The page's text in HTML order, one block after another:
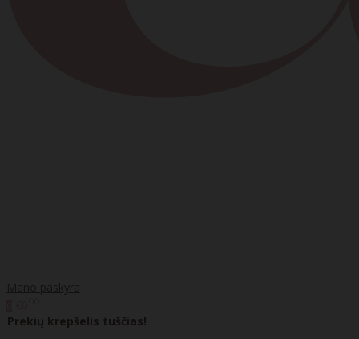
Mano paskyra
Prekių krepšelis tuščias!